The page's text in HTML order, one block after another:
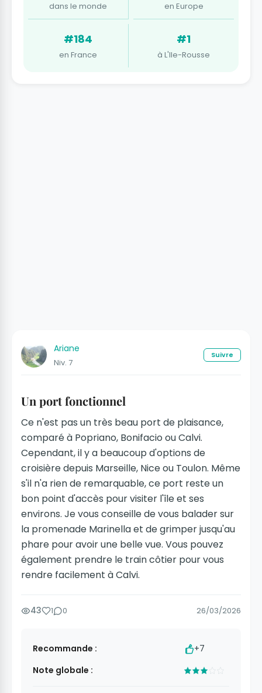
dans le monde en Europe
#184
en France
#1
à L'Ile-Rousse
Ariane
Niv. 7
Suivre
Un port fonctionnel
Ce n'est pas un très beau port de plaisance,
comparé à Popriano, Bonifacio ou Calvi.
Cependant, il y a beaucoup d'options de
croisière depuis Marseille, Nice ou Toulon. Même
s'il n'a rien de remarquable, ce port reste un
bon point d'accès pour visiter l'île et ses
environs. Je vous conseille de vous balader sur
la promenade Marinella et de grimper jusqu'au
phare pour avoir une belle vue. Vous pouvez
également prendre le train côtier pour vous
rendre facilement à Calvi.
43 1 0 26/03/2026
Recommande :
+7
Note globale :